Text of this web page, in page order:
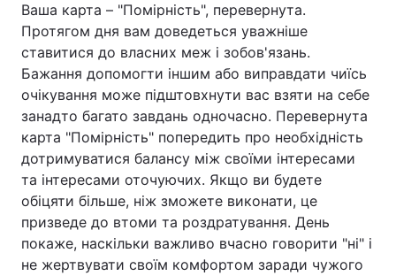
Ваша карта – "Помірність", перевернута.
Протягом дня вам доведеться уважніше
ставитися до власних меж і зобов'язань.
Бажання допомогти іншим або виправдати чиїсь
очікування може підштовхнути вас взяти на себе
занадто багато завдань одночасно. Перевернута
карта "Помірність" попередить про необхідність
дотримуватися балансу між своїми інтересами
та інтересами оточуючих. Якщо ви будете
обіцяти більше, ніж зможете виконати, це
призведе до втоми та роздратування. День
покаже, наскільки важливо вчасно говорити "ні" і
не жертвувати своїм комфортом заради чужого